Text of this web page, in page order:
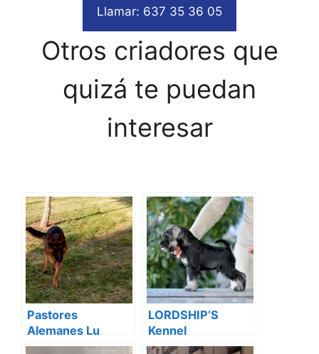
Llamar: 637 35 36 05
Otros criadores que
quizá te puedan
interesar
Pastores
Alemanes Lu
Michelfer
LORDSHIP’S
Kennel